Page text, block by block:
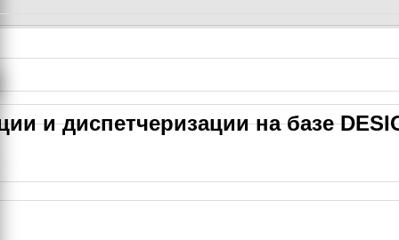
и диспетчеризации на базе